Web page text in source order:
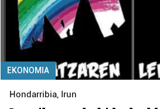
EKONOMIA
Hondarribia Irun